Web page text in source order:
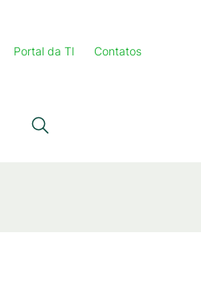
Portal da TI Contatos